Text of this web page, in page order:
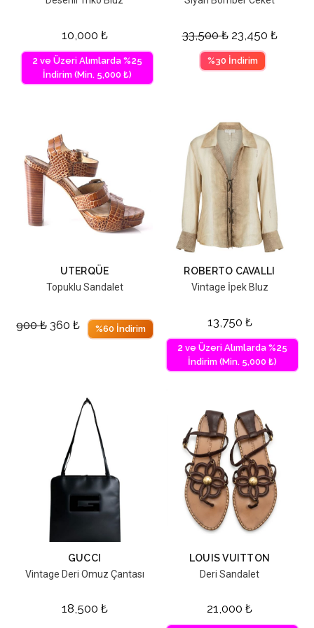
10,000 ₺
2 ve Üzeri Alımlarda %25
İndirim (Min. 5,000 ₺)
33,500₺ 23,450 ₺
%30 İndirim
UTERQÜE
Topuklu Sandalet
900₺ 360 ₺ %60 İndirim
ROBERTO CAVALLI
Vintage İpek Bluz
13,750 ₺
2 ve Üzeri Alımlarda %25
İndirim (Min. 5,000 ₺)
GUCCI
Vintage Deri Omuz Çantası
18,500 ₺
LOUIS VUITTON
Deri Sandalet
21,000 ₺